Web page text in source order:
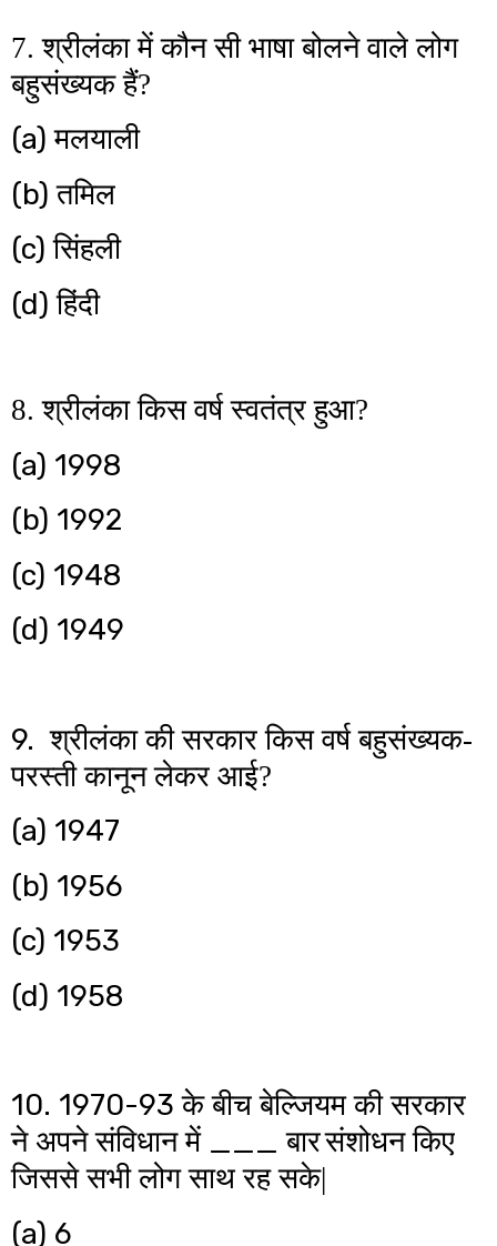
7. श्रीलंका में कौन सी भाषा बोलने वाले लोग
बहुसंख्यक हैं?
(a)मलयाली
(b)तमिल
(c)सिंहली
(d)हिंदी
8. श्रीलंका किस वर्ष स्वतंत्र हुआ?
(a) 1998
(b) 1992
(c) 1948
(d) 1949
9.श्रीलंका की सरकार किस वर्ष बहुसंख्यक-
परस्ती कानून लेकर आई?
(a) 1947
(b) 1956
(c) 1953
(d) 1958
10. 1970-93 के बीच बेल्जियम की सरकार
ने अपने संविधान में ___ बारसंशोधन किए
जिससे सभी लोग साथ रह सके|
(a) 6